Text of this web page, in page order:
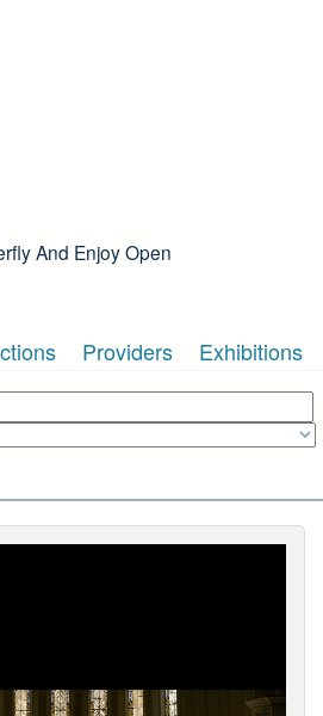
And Enjoy Open
Providers Exhibitions